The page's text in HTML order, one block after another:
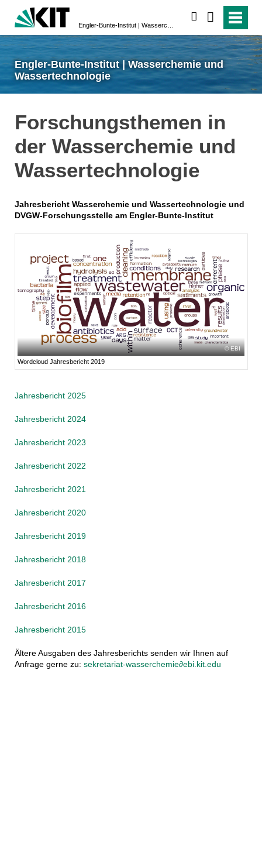
Engler-Bunte-Institut | Wasserchemie und
Wassertechnologie
Forschungsthemen in
der Wasserchemie und
Wassertechnologie
Jahresbericht Wasserchemie und Wassertechnologie und
DVGW-Forschungsstelle am Engler-Bunte-Institut
EBI
Wordcloud Jahresbericht 2019
Jahresbericht 2025
Jahresbericht 2024
Jahresbericht 2023
Jahresbericht 2022
Jahresbericht 2021
Jahresbericht 2020
Jahresbericht 2019
Jahresbericht 2018
Jahresbericht 2017
Jahresbericht 2016
Jahresbericht 2015
Ältere Ausgaben des Jahresberichts senden wir Ihnen auf
Anfrage gerne zu: sekretariat-wasserchemie∂ebi.kit.edu